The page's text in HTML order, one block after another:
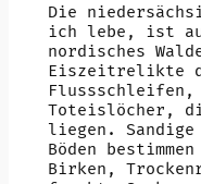
Die
ich lebe, ist
nordisches
Eiszeitrelikte
Toteislöcher,
liegen. Sandige
Böden
Birken,